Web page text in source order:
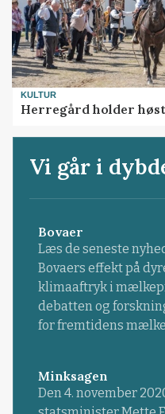
KULTUR
Herregård holder
Vi går i
Bovaer
Læs de seneste
Bovaers effekt på
klimaaftryk i
debatten og
for fremtidens
Minksagen
Den 4. november